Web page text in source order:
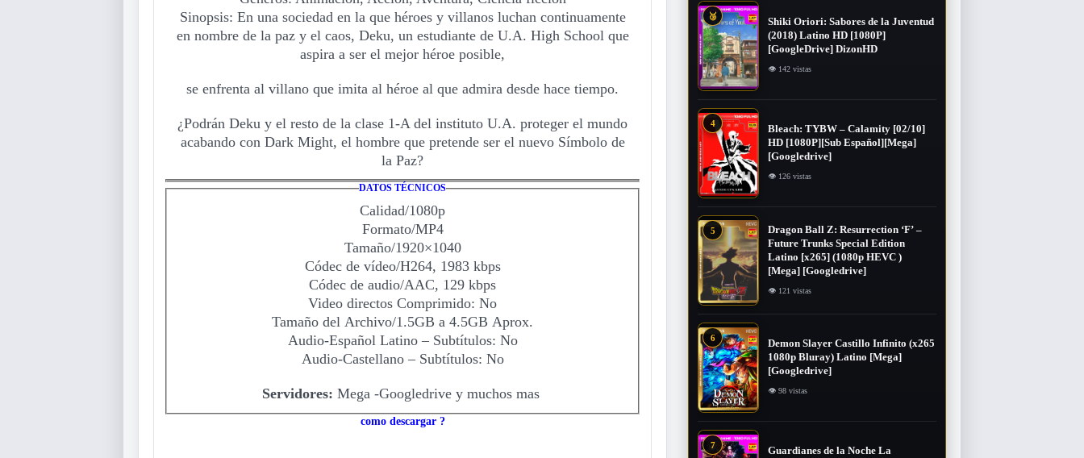
Sinopsis: En una sociedad en la que héroes y villanos luchan continuamente
en nombre de la paz y el caos, Deku, un estudiante de U.A. High School que
aspira a ser el mejor héroe posible,
se enfrenta al villano que imita al héroe al que admira desde hace tiempo.
¿Podrán Deku y el resto de la clase 1-A del instituto U.A. proteger el mundo
acabando con Dark Might, el hombre que pretende ser el nuevo Símbolo de
la Paz?
DATOS TÉCNICOS
Calidad/1080p
Formato/MP4
Tamaño/1920×1040
Códec de vídeo/H264, 1983 kbps
Códec de audio/AAC, 129 kbps
Video directos Comprimido: No
Tamaño del Archivo/1.5GB a 4.5GB Aprox.
Audio-Español Latino – Subtítulos: No
Audio-Castellano – Subtítulos: No
Servidores: Mega -Googledrive y muchos mas
como descargar ?
🥉
Shiki Oriori: Sabores de la Juventud
(2018) Latino HD [1080P]
[GoogleDrive] DizonHD
👁 142 vistas
4
Bleach: TYBW – Calamity [02/10]
HD [1080P][Sub Español][Mega]
[Googledrive]
👁 126 vistas
5
Dragon Ball Z: Resurrection ‘F’ –
Future Trunks Special Edition
Latino [x265] (1080p HEVC )
[Mega] [Googledrive]
👁 121 vistas
6
Demon Slayer Castillo Infinito (x265
1080p Bluray) Latino [Mega]
[Googledrive]
👁 98 vistas
7
Guardianes de la Noche La